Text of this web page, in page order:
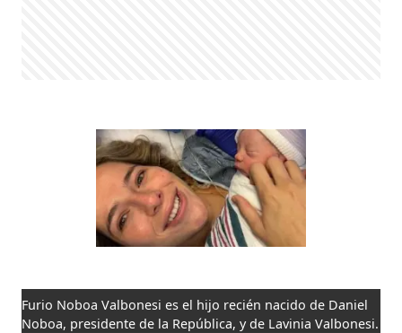
Furio Noboa Valbonesi es el hijo recién nacido de Daniel
Noboa, presidente de la República, y de Lavinia Valbonesi.